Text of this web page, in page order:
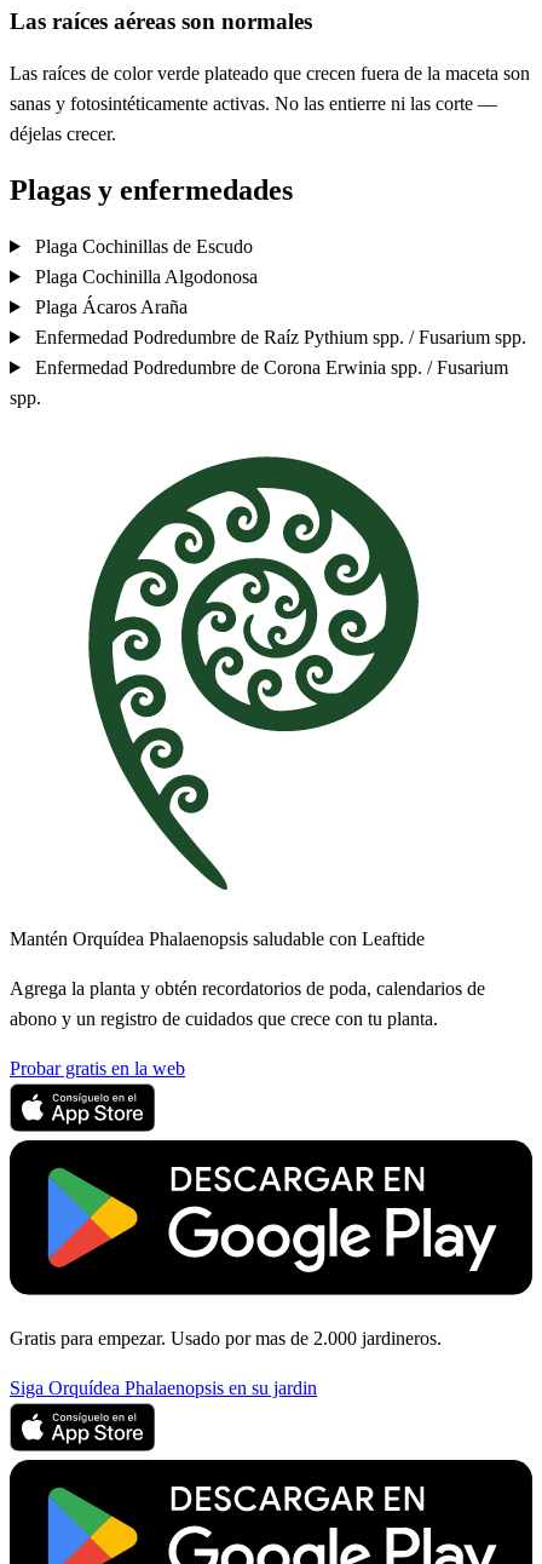
Las raíces aéreas son normales
Las raíces de color verde plateado que crecen fuera de la maceta son
sanas y fotosintéticamente activas. No las entierre ni las corte —
déjelas crecer.
Plagas y enfermedades
Plaga Cochinillas de Escudo
Plaga Cochinilla Algodonosa
Plaga Ácaros Araña
Enfermedad Podredumbre de Raíz Pythium spp. / Fusarium spp.
Enfermedad Podredumbre de Corona Erwinia spp. / Fusarium
spp.
Mantén Orquídea Phalaenopsis saludable con Leaftide
Agrega la planta y obtén recordatorios de poda, calendarios de
abono y un registro de cuidados que crece con tu planta.
Probar gratis en la web
Gratis para empezar. Usado por mas de 2.000 jardineros.
Siga Orquídea Phalaenopsis en su jardin